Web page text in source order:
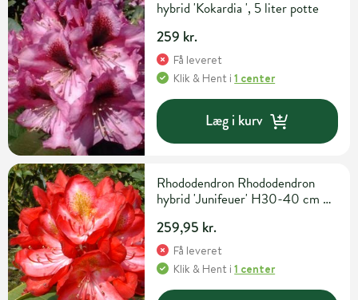
hybrid 'Kokardia ', 5 liter potte
259 kr.
Få leveret
Klik & Hent i1 center
Læg i kurv
Rhododendron Rhododendron
hybrid 'Junifeuer' H30-40 cm 5
259,95 kr.
Få leveret
Klik & Hent i1 center